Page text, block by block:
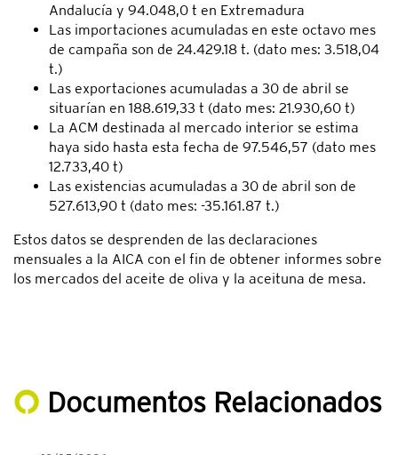
Andalucía y 94.048,0 t en Extremadura
Las importaciones acumuladas en este octavo mes
de campaña son de 24.429.18 t. (dato mes: 3.518,04
t.)
Las exportaciones acumuladas a 30 de abril se
situarían en 188.619,33 t (dato mes: 21.930,60 t)
La ACM destinada al mercado interior se estima
haya sido hasta esta fecha de 97.546,57 (dato mes
12.733,40 t)
Las existencias acumuladas a 30 de abril son de
527.613,90 t (dato mes: -35.161.87 t.)
Estos datos se desprenden de las declaraciones
mensuales a la AICA con el fin de obtener informes sobre
los mercados del aceite de oliva y la aceituna de mesa.
Documentos Relacionados